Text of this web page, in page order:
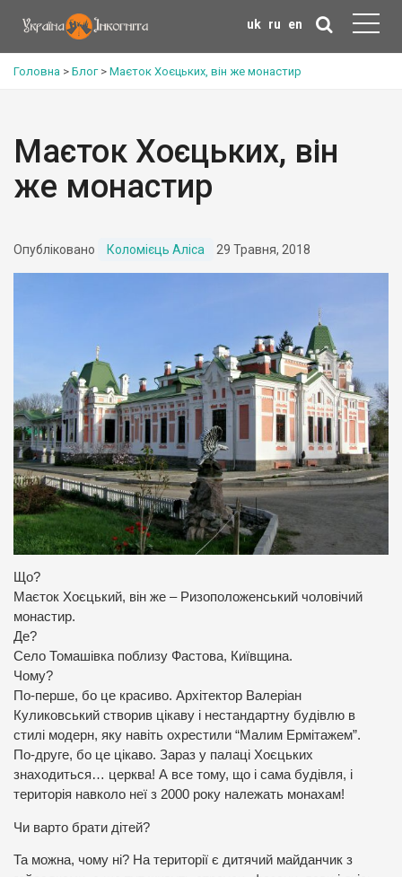
uk ru en
Головна > Блог> Маєток Хоєцьких, він же монастир
Маєток Хоєцьких, він
же монастир
Опубліковано Коломієць Аліса 29 Травня, 2018
Що?
Маєток Хоєцький, він же – Ризоположенський чоловічий
монастир.
Де?
Село Томашівка поблизу Фастова, Київщина.
Чому?
По-перше, бо це красиво. Архітектор Валеріан
Куликовський створив цікаву і нестандартну будівлю в
стилі модерн, яку навіть охрестили “Малим Ермітажем”.
По-друге, бо це цікаво. Зараз у палаці Хоєцьких
знаходиться… церква! А все тому, що і сама будівля, і
територія навколо неї з 2000 року належать монахам!
Чи варто брати дітей?
Та можна, чому ні? На території є дитячий майданчик з